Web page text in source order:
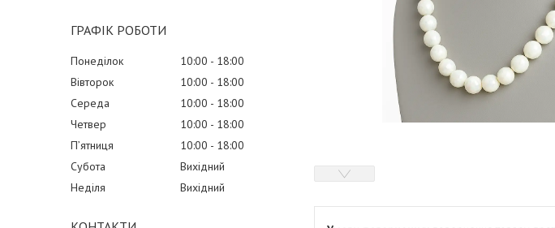
ГРАФІК РОБОТИ
Понеділок 10:00
18:00
Вівторок
10:00
18:00
Середа
10:00
18:00
Четвер
10:00
18:00
Пʼятниця
10:00
18:00
Субота
Вихідний
Неділя
Вихідний